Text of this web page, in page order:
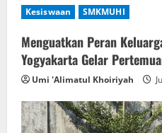
Kesiswaan SMKMUHI
Menguatkan Peran
Yogyakarta Gelar
Umi 'Alimatul Khoiriyah